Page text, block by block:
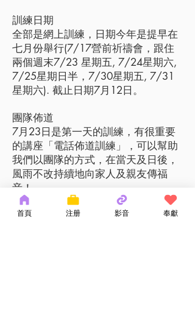
訓練日期
全部是網上訓練，日期今年是提早在
七月份舉行(7/17營前祈禱會，跟住
兩個週末7/23 星期五, 7/24星期六,
7/25星期日半，7/30星期五, 7/31
星期六). 截止日期7月12日。
團隊佈道
7月23日是第一天的訓練，有很重要
的講座「電話佈道訓練」，可以幫助
我們以團隊的方式，在當天及日後，
風雨不改持續地向家人及親友傳福
音！
訓練與實踐
首頁 注册 影音 奉獻